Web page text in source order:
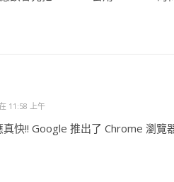
11:58 上午
真快!! Google 推出了 Chrome 瀏